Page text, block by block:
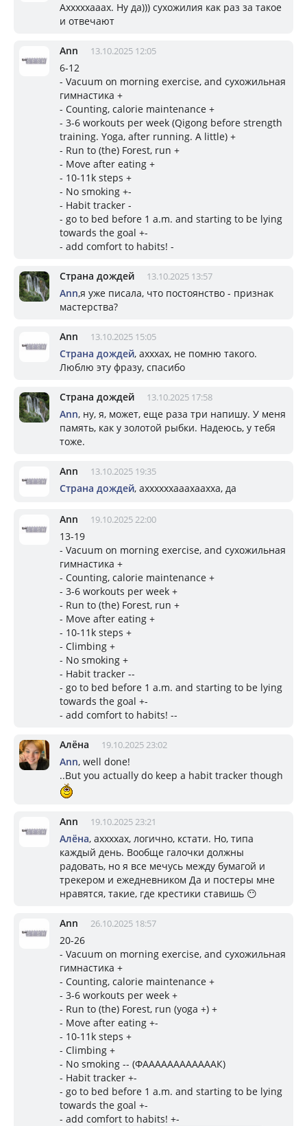
Ахххххааах. Ну да))) сухожилия как раз за такое
и отвечают
Ann 13.10.2025 12:05
6-12
- Vacuum on morning exercise, and сухожильная
гимнастика +
- Counting, calorie maintenance +
- 3-6 workouts per week (Qigong before strength
training. Yoga, after running. A little) +
- Run to (the) Forest, run +
- Move after eating +
- 10-11k steps +
- No smoking +-
- Habit tracker -
- go to bed before 1 a.m. and starting to be lying
towards the goal +-
- add comfort to habits! -
Страна дождей 13.10.2025 13:57
Ann,я уже писала, что постоянство - признак
мастерства?
Ann 13.10.2025 15:05
Страна дождей, ахххах, не помню такого.
Люблю эту фразу, спасибо
Страна дождей 13.10.2025 17:58
Ann, ну, я, может, еще раза три напишу. У меня
память, как у золотой рыбки. Надеюсь, у тебя
тоже.
Ann 13.10.2025 19:35
Страна дождей, аххххххааахаахха, да
Ann 19.10.2025 22:00
13-19
- Vacuum on morning exercise, and сухожильная
гимнастика +
- Counting, calorie maintenance +
- 3-6 workouts per week +
- Run to (the) Forest, run +
- Move after eating +
- 10-11k steps +
- Climbing +
- No smoking +
- Habit tracker --
- go to bed before 1 a.m. and starting to be lying
towards the goal +-
- add comfort to habits! --
Алёна 19.10.2025 23:02
Ann, well done!
..But you actually do keep a habit tracker though
Ann 19.10.2025 23:21
Алёна, аххххах, логично, кстати. Но, типа
каждый день. Вообще галочки должны
радовать, но я все мечусь между бумагой и
трекером и ежедневником Да и постеры мне
нравятся, такие, где крестики ставишь 😶
Ann 26.10.2025 18:57
20-26
- Vacuum on morning exercise, and сухожильная
гимнастика +
- Counting, calorie maintenance +
- 3-6 workouts per week +
- Run to (the) Forest, run (yoga +) +
- Move after eating +-
- 10-11k steps +
- Climbing +
- No smoking -- (ФААААААААААААК)
- Habit tracker +-
- go to bed before 1 a.m. and starting to be lying
towards the goal +-
- add comfort to habits! +-